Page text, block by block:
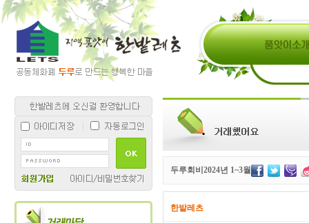
두루회비2024년 1~3월
한밭레츠